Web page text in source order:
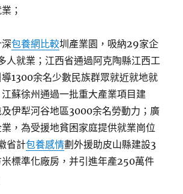
；
深包養網比較圳產業園，吸納29家企
人就業；江西省通過阿克陶縣江西工
1300余名少數民族群眾就近就地就
蘇徐州通過一批重大產業項目建
伊犁河谷地區3000余名勞動力；廣
，為受援地貧困家庭提供就業崗位
省計包養感情劃外援助皮山縣建設3
米標準化廠房，并引進年產250萬件